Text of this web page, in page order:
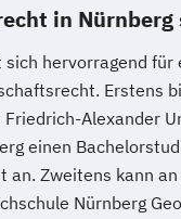
in Nürnberg
sich hervorragend für
Erstens
Alexander
einen
an. Zweitens kann
Nürnberg